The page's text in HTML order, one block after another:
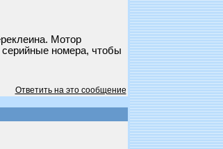
Мотор
серийные номера, чтобы
Ответить на это сообщение